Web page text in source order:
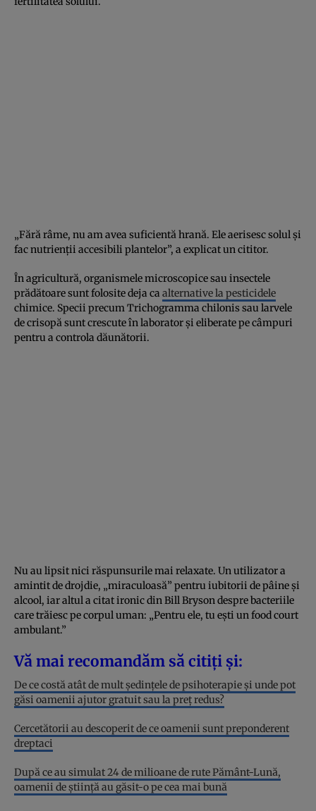
„Fără râme, nu am avea suficientă hrană. Ele aerisesc solul și
fac nutrienții accesibili plantelor”, a explicat un cititor.
În agricultură, organismele microscopice sau insectele
prădătoare sunt folosite deja ca alternative la pesticidele
chimice. Specii precum Trichogramma chilonis sau larvele
de crisopă sunt crescute în laborator și eliberate pe câmpuri
pentru a controla dăunătorii.
Nu au lipsit nici răspunsurile mai relaxate. Un utilizator a
amintit de drojdie, „miraculoasă” pentru iubitorii de pâine și
alcool, iar altul a citat ironic din Bill Bryson despre bacteriile
care trăiesc pe corpul uman: „Pentru ele, tu ești un food court
ambulant.”
Vă mai recomandăm să citiți și:
De ce costă atât de mult ședințele de psihoterapie și unde pot
găsi oamenii ajutor gratuit sau la preț redus?
Cercetătorii au descoperit de ce oamenii sunt preponderent
dreptaci
După ce au simulat 24 de milioane de rute Pământ-Lună,
oamenii de știință au găsit-o pe cea mai bună